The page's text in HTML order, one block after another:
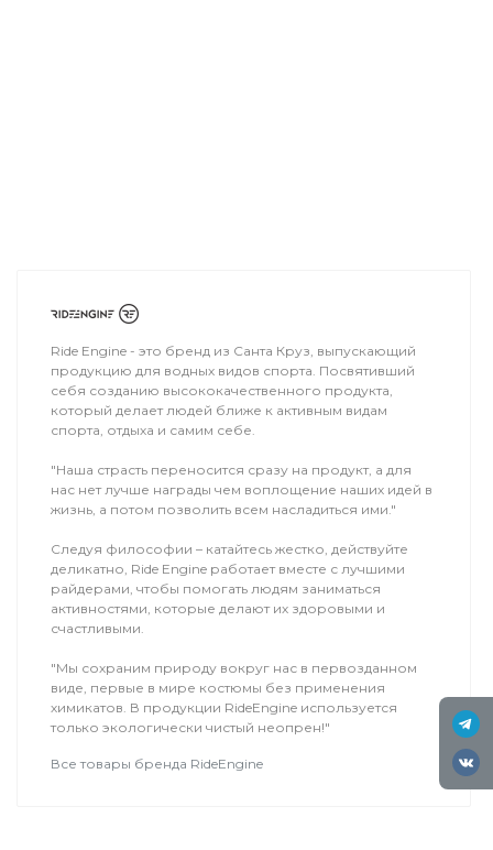
Ride Engine - это бренд из Санта Круз, выпускающий
продукцию для водных видов спорта. Посвятивший
себя созданию высококачественного продукта,
который делает людей ближе к активным видам
спорта, отдыха и самим себе.
"Наша страсть переносится сразу на продукт, а для
нас нет лучше награды чем воплощение наших идей в
жизнь, а потом позволить всем насладиться ими."
Следуя философии – катайтесь жестко, действуйте
деликатно, Ride Engine работает вместе с лучшими
райдерами, чтобы помогать людям заниматься
активностями, которые делают их здоровыми и
счастливыми.
"Мы сохраним природу вокруг нас в первозданном
виде, первые в мире костюмы без применения
химикатов. В продукции RideEngine используется
только экологически чистый неопрен!"
Все товары бренда RideEngine